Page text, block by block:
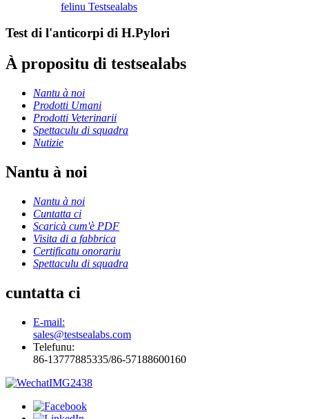
felinu Testsealabs
Test di l'anticorpi di H.Pylori
À propositu di testsealabs
Nantu à noi
Prodotti Umani
Prodotti Veterinarii
Spettaculu di squadra
Nutizie
Nantu à noi
Nantu à noi
Cuntatta ci
Scaricà cum'è PDF
Visita di a fabbrica
Certificatu onorariu
Spettaculu di squadra
cuntatta ci
E-mail:
sales@testsealabs.com
Telefunu:
86-13777885335/86-57188600160